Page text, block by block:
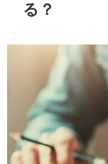
る？